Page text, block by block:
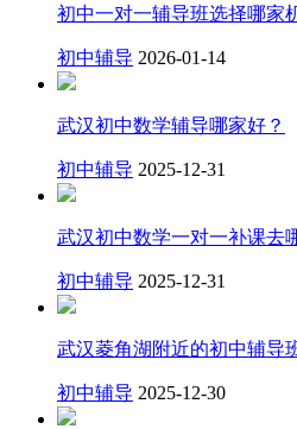
初中一对一辅导班选择哪家
初中辅导 2026-01-14
武汉初中数学辅导哪家好？
初中辅导 2025-12-31
武汉初中数学一对一补课去
初中辅导 2025-12-31
武汉菱角湖附近的初中辅导
初中辅导 2025-12-30